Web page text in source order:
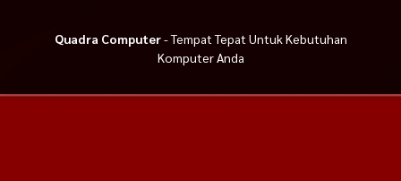
Quadra Computer- Tempat Tepat Untuk Kebutuhan
Komputer Anda